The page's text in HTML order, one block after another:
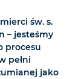
św. s.
– jesteśmy
procesu
pełni
jako